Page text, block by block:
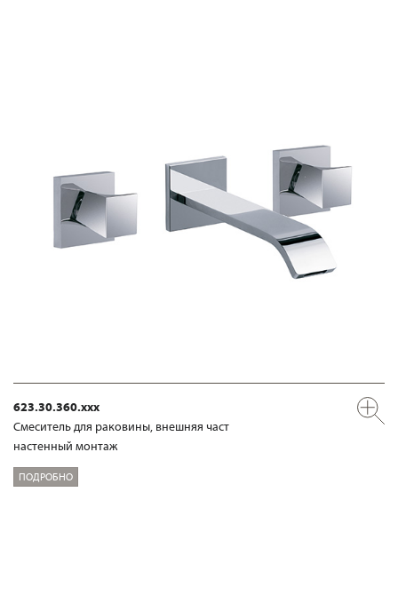
623.30.360.xxx
Смеситель для раковины, внешняя част
настенный монтаж
ПОДРОБНО